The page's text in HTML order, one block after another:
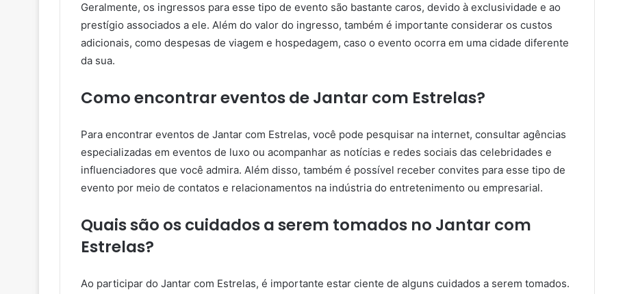
Geralmente, os ingressos para esse tipo de evento são bastante caros, devido à exclusividade e ao
prestígio associados a ele. Além do valor do ingresso, também é importante considerar os custos
adicionais, como despesas de viagem e hospedagem, caso o evento ocorra em uma cidade diferente
da sua.
Como encontrar eventos de Jantar com Estrelas?
Para encontrar eventos de Jantar com Estrelas, você pode pesquisar na internet, consultar agências
especializadas em eventos de luxo ou acompanhar as notícias e redes sociais das celebridades e
influenciadores que você admira. Além disso, também é possível receber convites para esse tipo de
evento por meio de contatos e relacionamentos na indústria do entretenimento ou empresarial.
Quais são os cuidados a serem tomados no Jantar com
Estrelas?
Ao participar do Jantar com Estrelas, é importante estar ciente de alguns cuidados a serem tomados.